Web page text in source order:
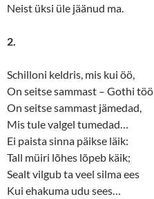
Neist üksi üle jäänud ma.
2.
Schilloni keldris, mis kui öö,
On seitse sammast – Gothi töö
On seitse sammast jämedad,
Mis tule valgel tumedad…
Ei paista sinna päikse läik:
Tall müiri lõhes lõpeb käik;
Sealt vilgub ta veel silma ees
Kui ehakuma udu sees…